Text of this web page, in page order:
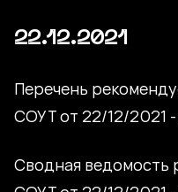
22.12.2021
Перечень
СОУТ от 22/12/2021 -
Сводная ведомость